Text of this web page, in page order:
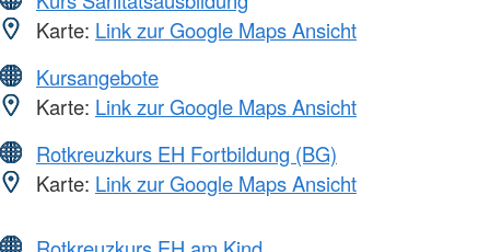
Karte: Link zur Google Maps Ansicht
Kursangebote
Karte: Link zur Google Maps Ansicht
Rotkreuzkurs EH Fortbildung (BG)
Karte: Link zur Google Maps Ansicht